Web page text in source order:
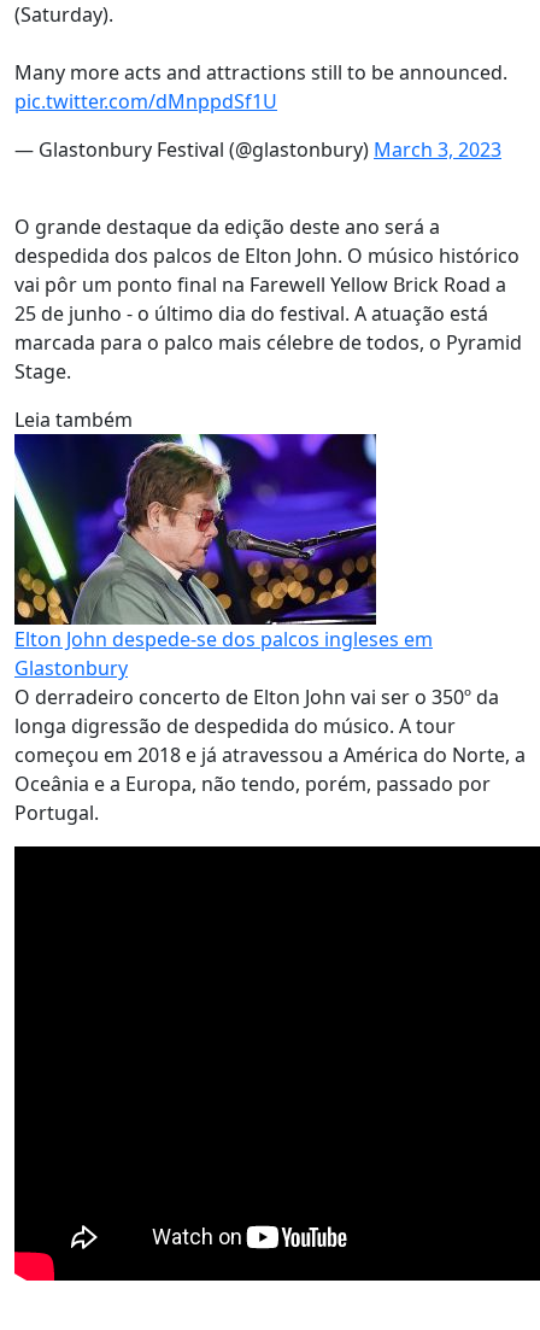
(Saturday).
Many more acts and attractions still to be announced.
pic.twitter.com/dMnppdSf1U
— Glastonbury Festival (@glastonbury) March 3, 2023
O grande destaque da edição deste ano será a
despedida dos palcos de Elton John. O músico histórico
vai pôr um ponto final na Farewell Yellow Brick Road a
25 de junho - o último dia do festival. A atuação está
marcada para o palco mais célebre de todos, o Pyramid
Stage.
Leia também
Elton John despede-se dos palcos ingleses em
Glastonbury
O derradeiro concerto de Elton John vai ser o 350º da
longa digressão de despedida do músico. A tour
começou em 2018 e já atravessou a América do Norte, a
Oceânia e a Europa, não tendo, porém, passado por
Portugal.